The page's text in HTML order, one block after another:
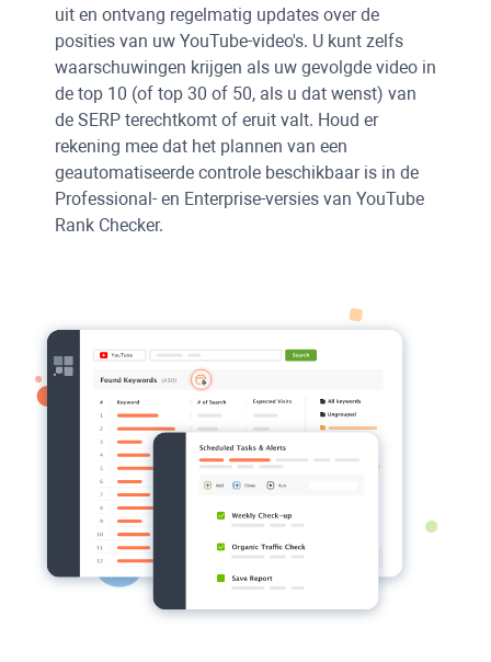
uit en ontvang regelmatig updates over de
posities van uw YouTube-video's. U kunt zelfs
waarschuwingen krijgen als uw gevolgde video in
de top 10 (of top 30 of 50, als u dat wenst) van
de SERP terechtkomt of eruit valt. Houd er
rekening mee dat het plannen van een
geautomatiseerde controle beschikbaar is in de
Professional- en Enterprise-versies van YouTube
Rank Checker.